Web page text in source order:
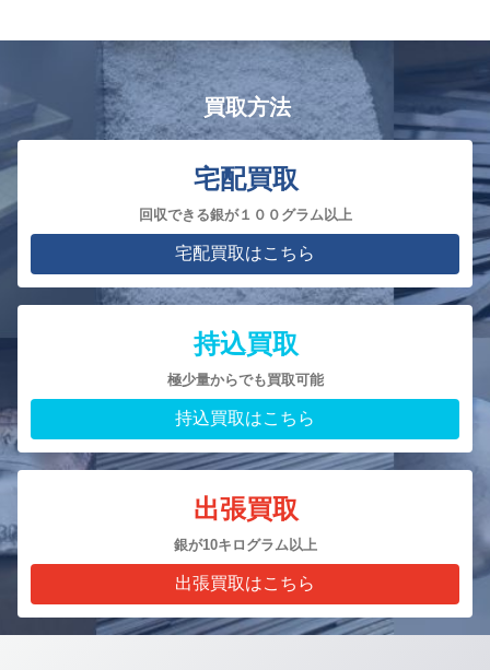
買取方法
宅配買取
回収できる銀が１００グラム以上
宅配買取はこちら
持込買取
極少量からでも買取可能
持込買取はこちら
出張買取
銀が10キログラム以上
出張買取はこちら